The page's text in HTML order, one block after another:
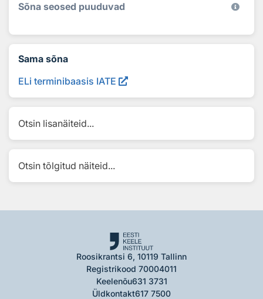
Sõna seosed puuduvad
Sama sõna
ELi terminibaasis IATE
Otsin lisanäiteid...
Otsin tõlgitud näiteid...
Roosikrantsi 6, 10119 Tallinn
Registrikood 70004011
Keelenõu631 3731
Üldkontakt617 7500